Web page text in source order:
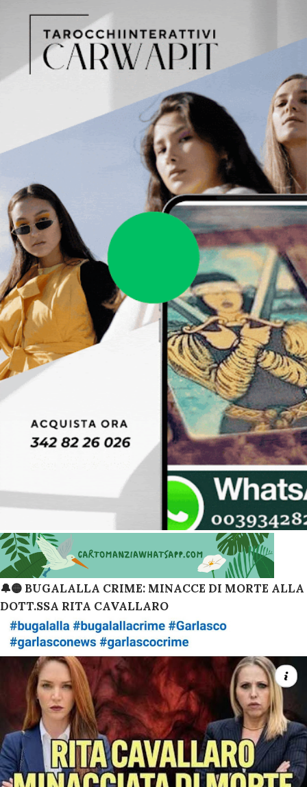
🔔🟡 BUGALALLA CRIME: MINACCE DI MORTE ALLA
DOTT.SSA RITA CAVALLARO